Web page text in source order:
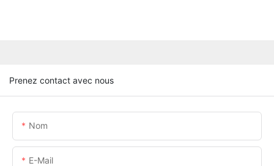
Prenez contact avec nous
Nom
E-Mail